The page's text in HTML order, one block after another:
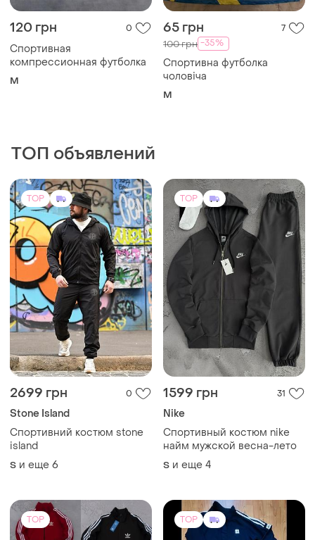
M
ТОП объявлений
2699 грн 0
Stone Island
Спортивний костюм stone
island
и еще 6
1599 грн
Nike
Спортивный костюм nike
найм мужской весна-лето
и еще 4
TOP TOP